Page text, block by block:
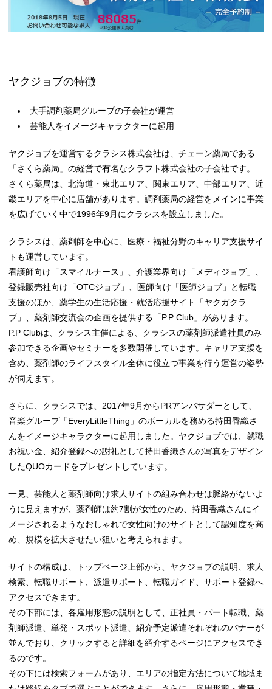
ヤクジョブの特徴
大手調剤薬局グループの子会社が運営
芸能人をイメージキャラクターに起用
ヤクジョブを運営するクラシス株式会社は、チェーン薬局である
「さくら薬局」の経営で有名なクラフト株式会社の子会社です。
さくら薬局は、北海道・東北エリア、関東エリア、中部エリア、近
畿エリアを中心に店舗があります。調剤薬局の経営をメインに事業
を広げていく中で1996年9月にクラシスを設立しました。
クラシスは、薬剤師を中心に、医療・福祉分野のキャリア支援サイ
トも運営しています。
看護師向け「スマイルナース」、介護業界向け「メディジョブ」、
登録販売社向け「OTCジョブ」、医師向け「医師ジョブ」と転職
支援のほか、薬学生の生活応援・就活応援サイト「ヤクガクラ
ブ」、薬剤師交流会の企画を提供する「P.P Club」があります。
P.P Clubは、クラシス主催による、クラシスの薬剤師派遣社員のみ
参加できる企画やセミナーを多数開催しています。キャリア支援を
含め、薬剤師のライフスタイル全体に役立つ事業を行う運営の姿勢
が伺えます。
さらに、クラシスでは、2017年9月からPRアンバサダーとして、
音楽グループ「EveryLittleThing」のボーカルを務める持田香織さ
んをイメージキャラクターに起用しました。ヤクジョブでは、就職
お祝い金、紹介登録への謝礼として持田香織さんの写真をデザイン
したQUOカードをプレゼントしています。
一見、芸能人と薬剤師向け求人サイトの組み合わせは脈絡がないよ
うに見えますが、薬剤師は約7割が女性のため、持田香織さんにイ
メージされるようなおしゃれで女性向けのサイトとして認知度を高
め、規模を拡大させたい狙いと考えられます。
サイトの構成は、トップページ上部から、ヤクジョブの説明、求人
検索、転職サポート、派遣サポート、転職ガイド、サポート登録へ
アクセスできます。
その下部には、各雇用形態の説明として、正社員・パート転職、薬
剤師派遣、単発・スポット派遣、紹介予定派遣それぞれのバナーが
並んでおり、クリックすると詳細を紹介するページにアクセスでき
るのです。
その下には検索フォームがあり、エリアの指定方法について地域ま